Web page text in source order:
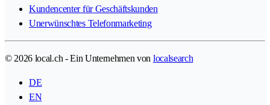
Kundencenter für Geschäftskunden
Unerwünschtes Telefonmarketing
© 2026 local.ch - Ein Unternehmen von localsearch
DE
EN